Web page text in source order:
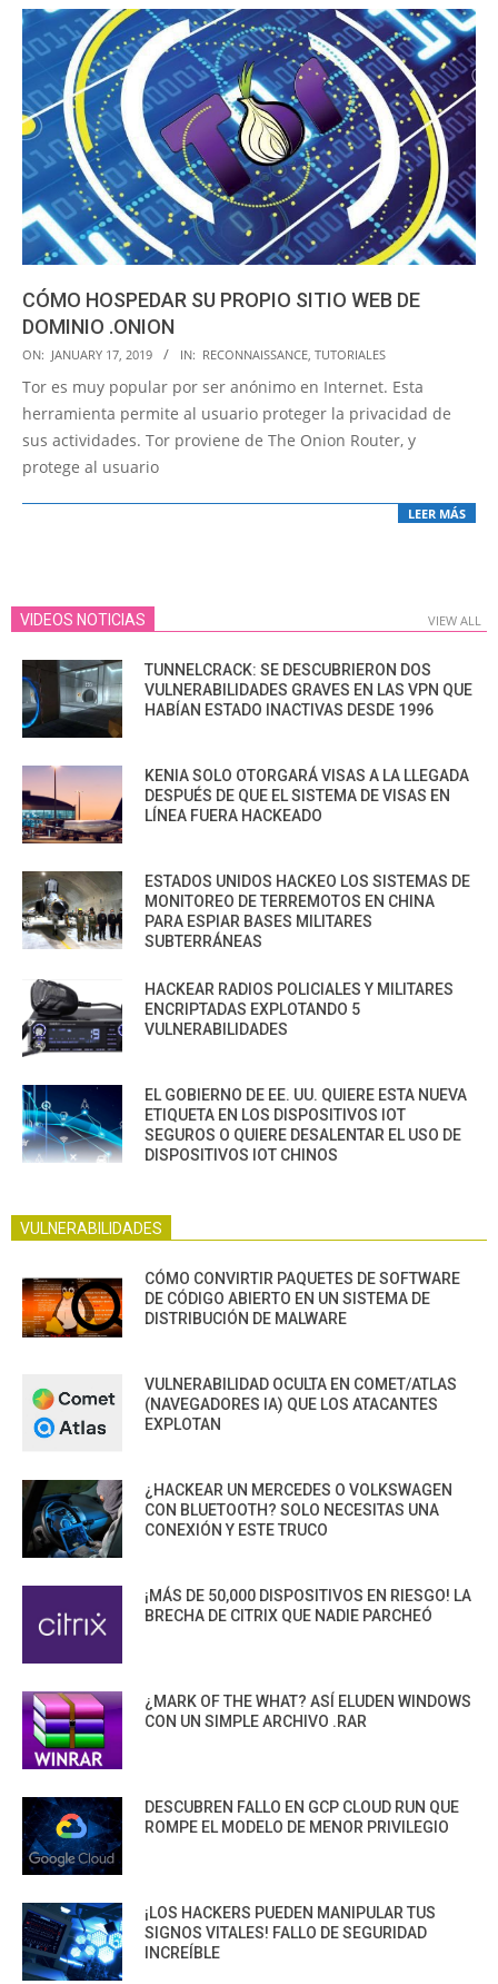
CÓMO HOSPEDAR SU PROPIO SITIO WEB DE
DOMINIO .ONION
2019-
01-
17
ON: JANUARY 17, 2019 IN: RECONNAISSANCE, TUTORIALES
Tor es muy popular por ser anónimo en Internet. Esta
herramienta permite al usuario proteger la privacidad de
sus actividades. Tor proviene de The Onion Router, y
protege al usuario
LEER MÁS
VIDEOS NOTICIAS VIEW ALL
TUNNELCRACK: SE DESCUBRIERON DOS
VULNERABILIDADES GRAVES EN LAS VPN QUE
HABÍAN ESTADO INACTIVAS DESDE 1996
KENIA SOLO OTORGARÁ VISAS A LA LLEGADA
DESPUÉS DE QUE EL SISTEMA DE VISAS EN
LÍNEA FUERA HACKEADO
ESTADOS UNIDOS HACKEO LOS SISTEMAS DE
MONITOREO DE TERREMOTOS EN CHINA
PARA ESPIAR BASES MILITARES
SUBTERRÁNEAS
HACKEAR RADIOS POLICIALES Y MILITARES
ENCRIPTADAS EXPLOTANDO 5
VULNERABILIDADES
EL GOBIERNO DE EE. UU. QUIERE ESTA NUEVA
ETIQUETA EN LOS DISPOSITIVOS IOT
SEGUROS O QUIERE DESALENTAR EL USO DE
DISPOSITIVOS IOT CHINOS
VULNERABILIDADES
CÓMO CONVIRTIR PAQUETES DE SOFTWARE
DE CÓDIGO ABIERTO EN UN SISTEMA DE
DISTRIBUCIÓN DE MALWARE
VULNERABILIDAD OCULTA EN COMET/ATLAS
(NAVEGADORES IA) QUE LOS ATACANTES
EXPLOTAN
¿HACKEAR UN MERCEDES O VOLKSWAGEN
CON BLUETOOTH? SOLO NECESITAS UNA
CONEXIÓN Y ESTE TRUCO
¡MÁS DE 50,000 DISPOSITIVOS EN RIESGO! LA
BRECHA DE CITRIX QUE NADIE PARCHEÓ
¿MARK OF THE WHAT? ASÍ ELUDEN WINDOWS
CON UN SIMPLE ARCHIVO .RAR
DESCUBREN FALLO EN GCP CLOUD RUN QUE
ROMPE EL MODELO DE MENOR PRIVILEGIO
¡LOS HACKERS PUEDEN MANIPULAR TUS
SIGNOS VITALES! FALLO DE SEGURIDAD
INCREÍBLE